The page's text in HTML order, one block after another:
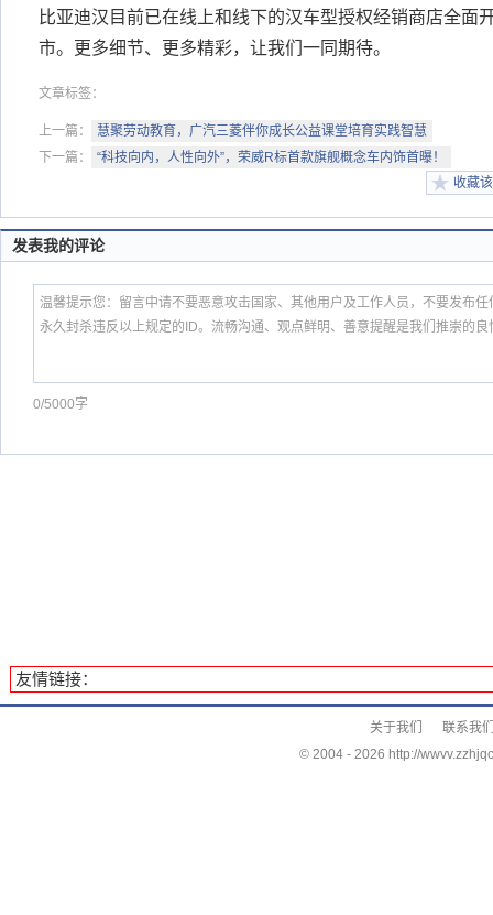
比亚迪汉目前已在线上和线下的汉车型授权经销商店全面
市。更多细节、更多精彩，让我们一同期待。
文章标签：
上一篇：
慧聚劳动教育，广汽三菱伴你成长公益课堂培育实践智慧
下一篇：
“科技向内，人性向外”，荣威R标首款旗舰概念车内饰首曝！
收藏
发表我的评论
0/5000字
友情链接：
关于我们
联系我
© 2004 - 2026 http://